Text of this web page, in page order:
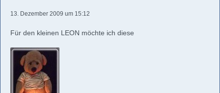
13. Dezember 2009 um 15:12
Für den kleinen LEON möchte ich diese